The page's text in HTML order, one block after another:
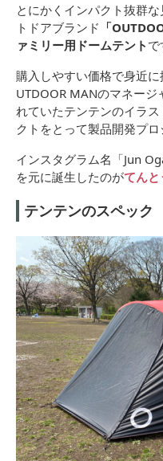
とにかくインパクト抜群
トドアブランド 「
ァミリー用ドームテント で
購入しやすい価格で身近
UTDOOR MANのマネージ
れていたテンテンのイラ
クトをとって製品開発プロ
インスタグラム名「Jun
を元に誕生したのがてん
テンテンのスペック